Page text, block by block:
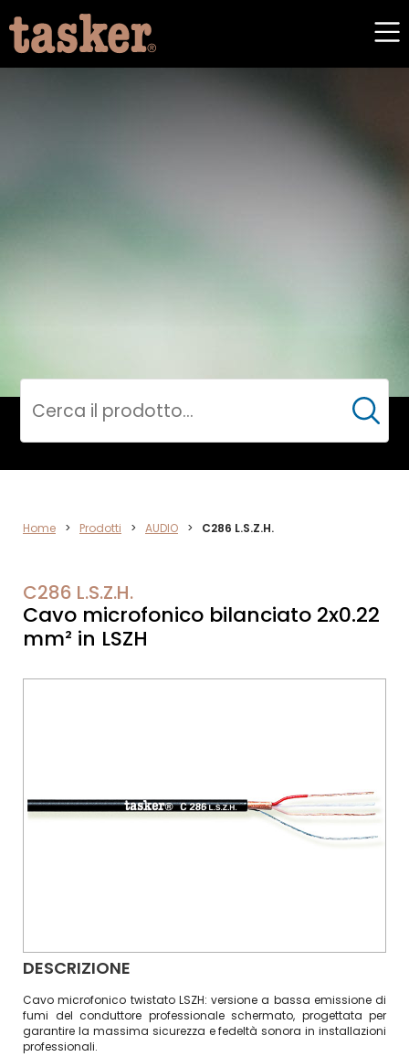
VIDEO
Cerca
Home > Prodotti > AUDIO > C286 L.S.Z.H.
C286 L.S.Z.H.
Cavo microfonico bilanciato 2x0.22
mm² in LSZH
DESCRIZIONE
Cavo microfonico twistato LSZH: versione a bassa emissione di
fumi del conduttore professionale schermato, progettata per
garantire la massima sicurezza e fedeltà sonora in installazioni
professionali.